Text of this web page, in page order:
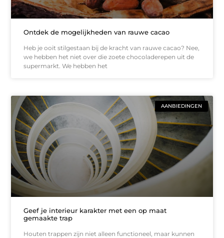
Ontdek de mogelijkheden van rauwe cacao
Heb je ooit stilgestaan bij de kracht van rauwe cacao? Nee,
we hebben het niet over die zoete chocoladerepen uit de
supermarkt. We hebben het
AANBIEDINGEN
Geef je interieur karakter met een op maat
gemaakte trap
Houten trappen zijn niet alleen functioneel, maar kunnen